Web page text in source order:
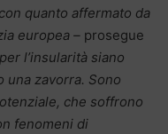
quanto affermato da
europea – prosegue
l’insularità siano
una zavorra. Sono
che soffrono
fenomeni di